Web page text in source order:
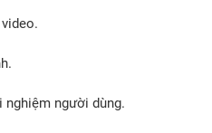
nghiệm người dùng.